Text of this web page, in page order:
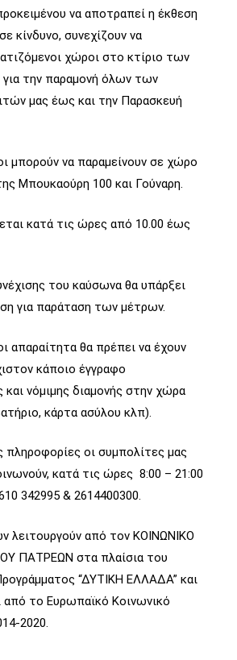
να αποτραπεί η έκθεση
κίνδυνο, συνεχίζουν να
χώροι στο κτίριο των
την παραμονή όλων των
μας έως και την Παρασκευή
μπορούν να παραμείνουν σε χώρο
Μπουκαούρη 100 και Γούναρη.
κατά τις ώρες από 10.00 έως
του καύσωνα θα υπάρξει
για παράταση των μέτρων.
απαραίτητα θα πρέπει να έχουν
κάποιο έγγραφο
νόμιμης διαμονής στην χώρα
κάρτα ασύλου κλπ).
πληροφορίες οι συμπολίτες μας
κατά τις ώρες 8:00 – 21:00
342995 & 2614400300.
λειτουργούν από τον ΚΟΙΝΩΝΙΚΟ
ΠΑΤΡΕΩΝ στα πλαίσια του
“ΔΥΤΙΚΗ ΕΛΛΑΔΑ” και
από το Ευρωπαϊκό Κοινωνικό
2020.